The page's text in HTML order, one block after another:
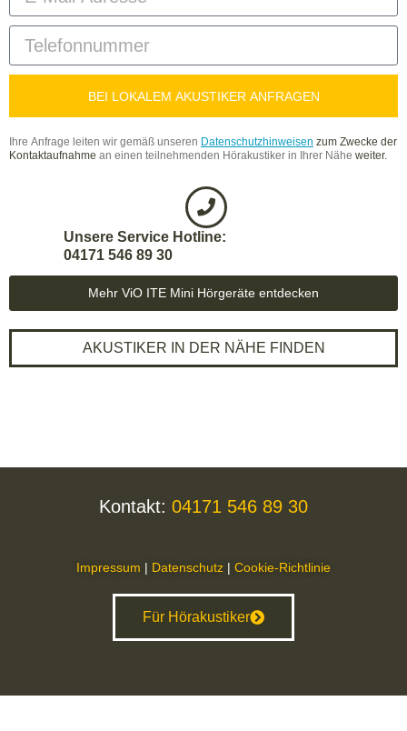
BEI LOKALEM AKUSTIKER ANFRAGEN
Ihre Anfrage leiten wir gemäß unseren Datenschutzhinweisen zum Zwecke der
Kontaktaufnahme an einen teilnehmenden Hörakustiker in Ihrer Nähe weiter.
Unsere Service Hotline:
04171 546 89 30
Mehr ViO ITE Mini Hörgeräte entdecken
AKUSTIKER IN DER NÄHE FINDEN
Kontakt: 04171 546 89 30
Impressum | Datenschutz | Cookie-Richtlinie
Für Hörakustiker